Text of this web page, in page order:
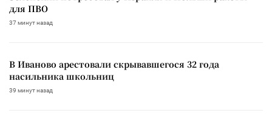
для ПВО
37 минут назад
В Иваново арестовали скрывавшегося 32 года
насильника школьниц
39 минут назад